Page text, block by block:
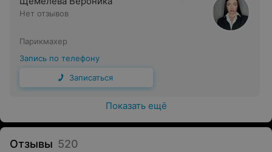
брондирование — плавные переходы двух и более
цветов по всей длине волос (преимущественно
в коричневых тонах)
омбре — «растяжка» цвета по вертикали (от темного
у корней до светлого на кончиках)
использования фольги, посредством начеса волос
и натуральный переход от темных корней
Нет отзывов
Парикмахер
Запись по телефону
Записаться
Показать ещё
Отзывы 520